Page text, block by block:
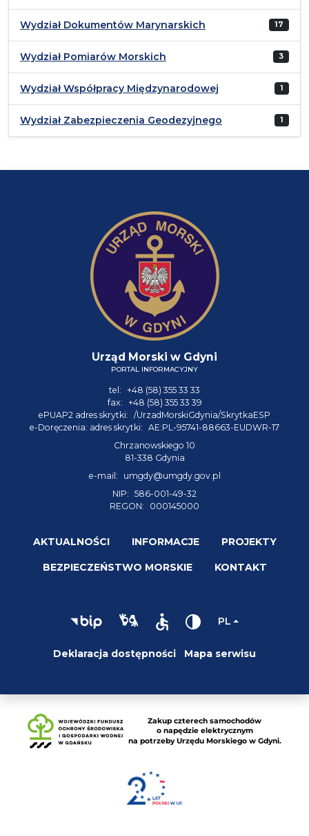
Wydział Dokumentów Marynarskich 17
Wydział Pomiarów Morskich 3
Wydział Współpracy Międzynarodowej 1
Wydział Zabezpieczenia Geodezyjnego 1
Urząd Morski w Gdyni
PORTAL INFORMACYJNY
tel: +48 (58) 355 33 33
fax: +48 (58) 355 33 39
ePUAP2 adres skrytki: /UrzadMorskiGdynia/SkrytkaESP
e-Doręczenia: adres skrytki: AE:PL-95741-88663-EUDWR-17
Chrzanowskiego 10
81-338 Gdynia
e-mail:
umgdy@umgdy.gov.pl
NIP: 586-001-49-32
REGON:
000145000
AKTUALNOŚCI INFORMACJE PROJEKTY
BEZPIECZEŃSTWO MORSKIE KONTAKT
PL
Deklaracja dostępności Mapa serwisu